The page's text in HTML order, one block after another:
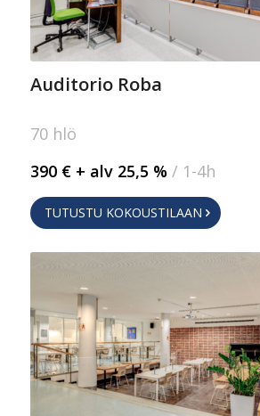
Auditorio Roba
70 hlö
390 € + alv 25,5 % / 1-4h
TUTUSTU KOKOUSTILAAN